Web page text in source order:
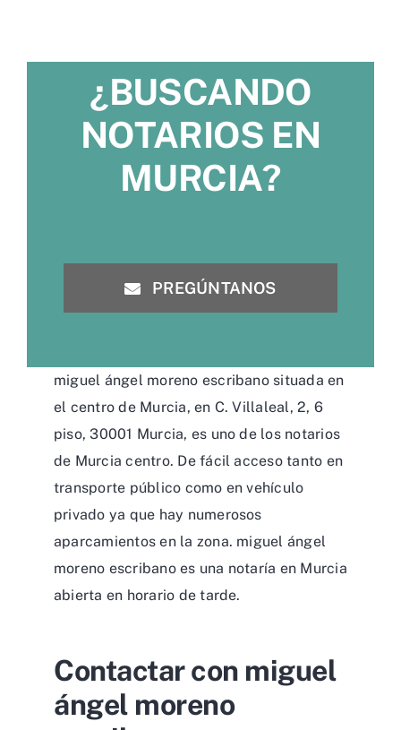
¿BUSCANDO
NOTARIOS EN
MURCIA?
PREGÚNTANOS
miguel ángel moreno escribano situada en
el centro de Murcia, en C. Villaleal, 2, 6
piso, 30001 Murcia, es uno de los notarios
de Murcia centro. De fácil acceso tanto en
transporte público como en vehículo
privado ya que hay numerosos
aparcamientos en la zona. miguel ángel
moreno escribano es una notaría en Murcia
abierta en horario de tarde.
Contactar con miguel
ángel moreno